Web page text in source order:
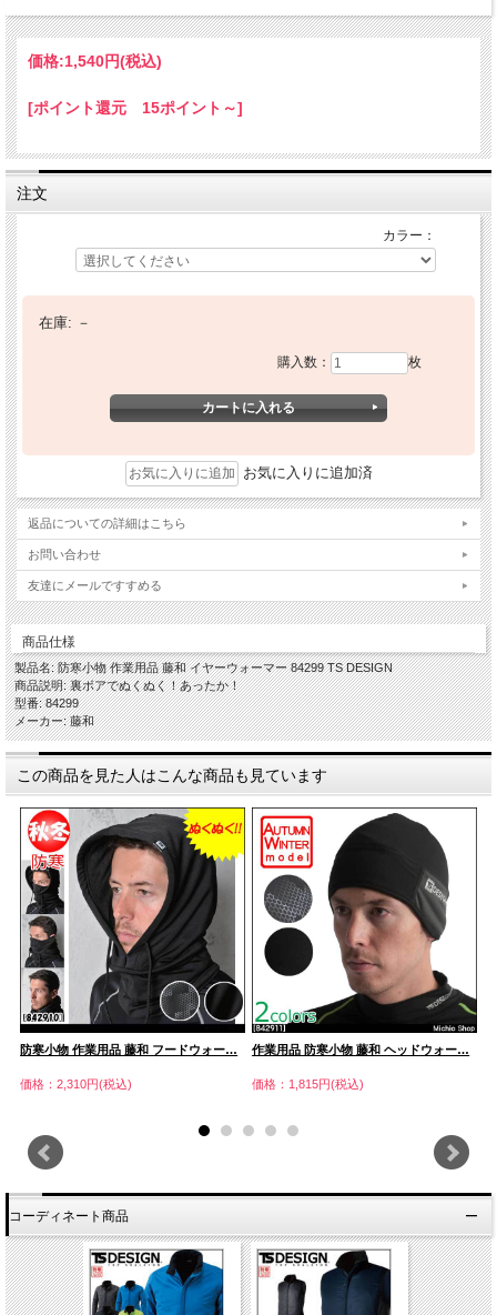
価格:1,540円(税込)
[ポイント還元 15ポイント～]
注文
カラー：
在庫: －
購入数： 枚
お気に入りに追加済
返品についての詳細はこちら
お問い合わせ
友達にメールですすめる
商品仕様
製品名: 防寒小物 作業用品 藤和 イヤーウォーマー 84299 TS DESIGN
商品説明: 裏ボアでぬくぬく！あったか！
型番: 84299
メーカー: 藤和
この商品を見た人はこんな商品も見ています
防寒小物 作業用品 藤和 フードウォー…
価格：2,310円(税込)
作業用品 防寒小物 藤和 ヘッドウォー…
価格：1,815円(税込)
コーディネート商品